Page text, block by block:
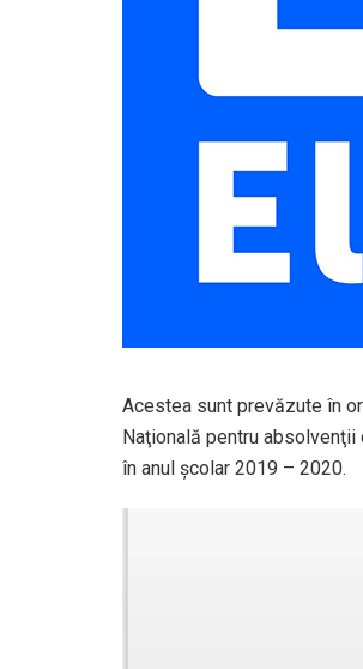
Acestea sunt prevăzute în
Naţională pentru
în anul şcolar 2019 – 2020.